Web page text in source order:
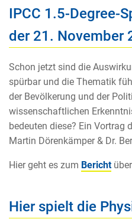
IPCC 1.5-Degree-
der 21. November
Schon jetzt sind die
spürbar und die Thematik
der Bevölkerung und der
wissenschaftlichen
bedeuten diese? Ein Vortrag
Martin Dörenkämper & Dr.
Hier geht es zum Bericht
Hier spielt die